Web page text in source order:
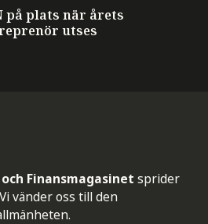
på plats när årets
utses
Finansmagasinet sprider
vänder oss till den